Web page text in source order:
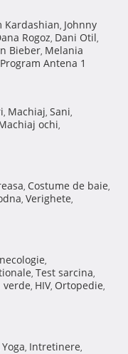
Kardashian, Johnny
Rogoz, Dani Otil,
Bieber, Melania
Program Antena 1
, Machiaj, Sani,
ochi,
, Costume de baie,
, Verighete,
,
, Test sarcina,
verde, HIV, Ortopedie,
Yoga, Intretinere,